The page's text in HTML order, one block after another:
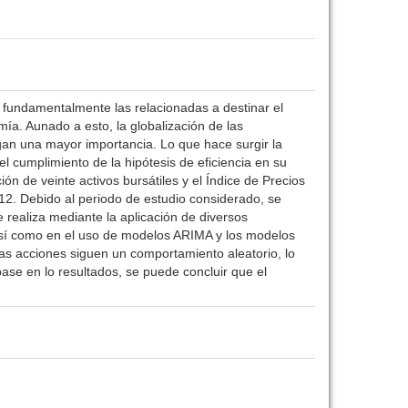
las relacionadas a destinar el
Aunado a esto, la globalización de las
una mayor importancia. Lo que hace surgir la
cumplimiento de la hipótesis de eficiencia en su
de veinte activos bursátiles y el Índice de Precios
Debido al periodo de estudio considerado, se
mediante la aplicación de diversos
en el uso de modelos ARIMA y los modelos
acciones siguen un comportamiento aleatorio, lo
en lo resultados, se puede concluir que el